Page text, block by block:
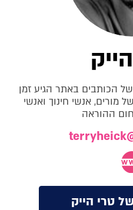
הכותבים באתר הגיע זמן
מורים, אנשי חינוך ואנשי
ההוראה
טרי הייק